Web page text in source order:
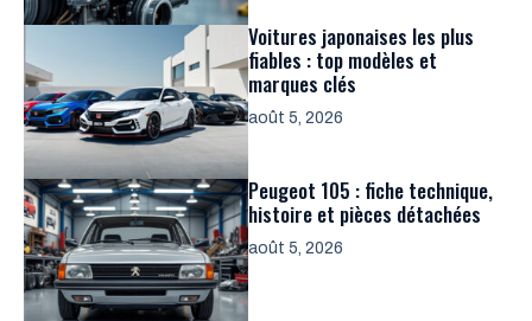
Voitures japonaises les plus
fiables : top modèles et
marques clés
août 5, 2026
Peugeot 105 : fiche technique,
histoire et pièces détachées
août 5, 2026